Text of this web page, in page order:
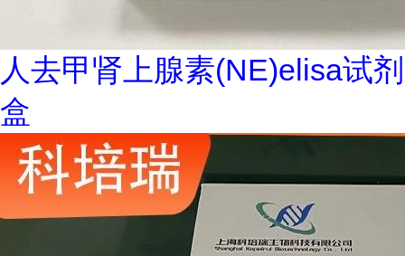
人去甲肾上腺素(NE)elisa试剂
盒